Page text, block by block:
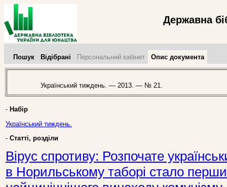
Державна
Пошук Відібрані Персональний кабінет Опис документа
Український тиждень. — 2013. — № 21.
- Набір
Український тиждень.
- Статті, розділи
Вірус спротиву: Розпочате
в Норильському таборі стало